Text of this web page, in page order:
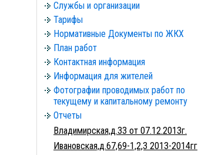
Службы и организации
Тарифы
Нормативные Документы по ЖКХ
План работ
Контактная информация
Информация для жителей
Фотографии проводимых работ по
текущему и капитальному ремонту
Отчеты
Владимирская,д.33 от 07.12.2013г.
Ивановская,д.67,69-1,2,3 2013-2014гг